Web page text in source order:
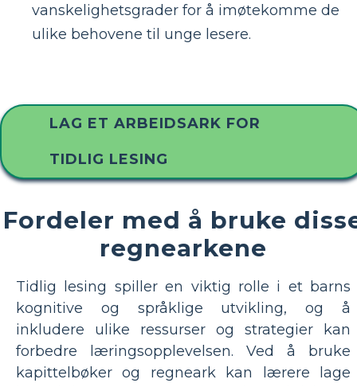
vanskelighetsgrader for å imøtekomme de
ulike behovene til unge lesere.
LAG ET ARBEIDSARK FOR
TIDLIG LESING
Fordeler med å bruke
regnearkene
Tidlig lesing spiller en viktig rolle i et barns
kognitive og språklige utvikling, og å
inkludere ulike ressurser og strategier kan
forbedre læringsopplevelsen. Ved å bruke
kapittelbøker og regneark kan lærere lage